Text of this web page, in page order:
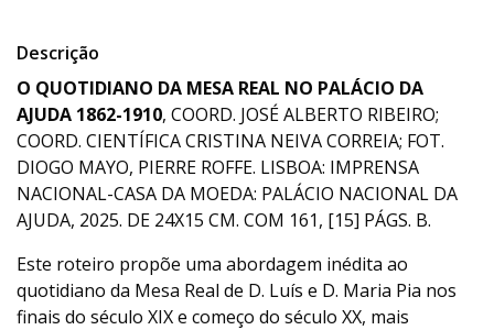
Descrição
O QUOTIDIANO DA MESA REAL NO PALÁCIO DA
AJUDA 1862-1910, COORD. JOSÉ ALBERTO RIBEIRO;
COORD. CIENTÍFICA CRISTINA NEIVA CORREIA; FOT.
DIOGO MAYO, PIERRE ROFFE. LISBOA: IMPRENSA
NACIONAL-CASA DA MOEDA: PALÁCIO NACIONAL DA
AJUDA, 2025. DE 24X15 CM. COM 161, [15] PÁGS. B.
Este roteiro propõe uma abordagem inédita ao
quotidiano da Mesa Real de D. Luís e D. Maria Pia nos
finais do século XIX e começo do século XX, mais